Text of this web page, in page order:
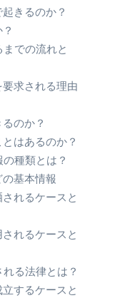
きるのか？
での流れと
求される理由
のか？
はあるのか？
種類とは？
基本情報
れるケースと
れるケースと
る法律とは？
するケースと